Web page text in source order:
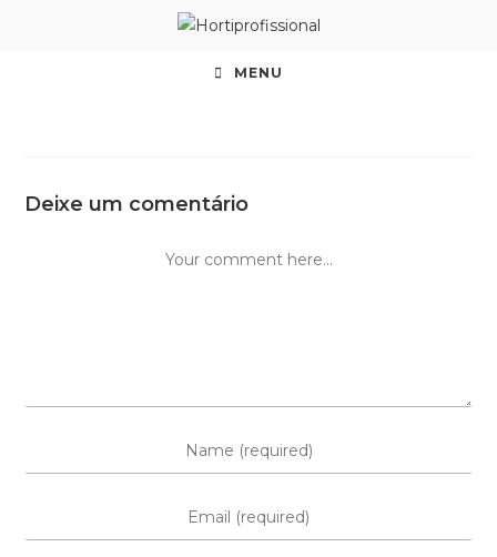
MENU
Deixe um comentário